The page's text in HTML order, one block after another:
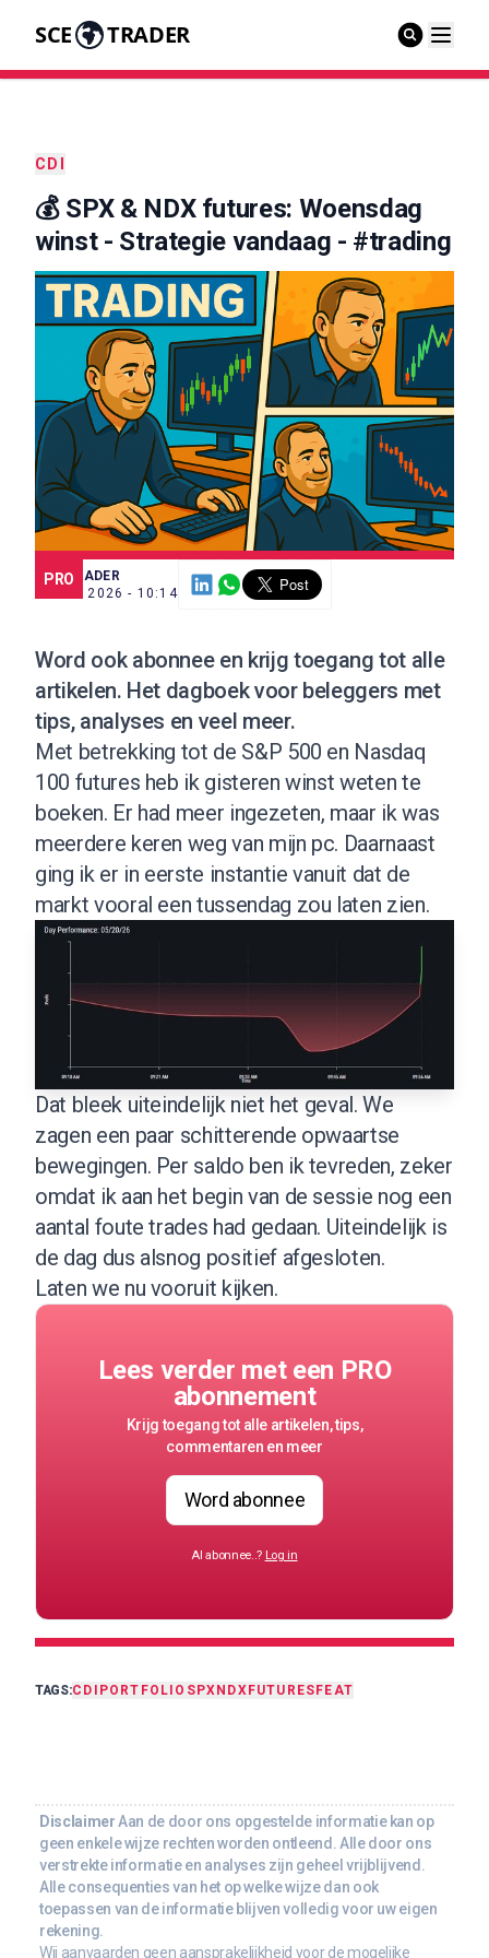
SCE TRADER
CDI
💰 SPX & NDX futures: Woensdag
winst - Strategie vandaag - #trading
PRO
SCE TRADER
21 MEI 2026 - 10:14
Word ook abonneeen krijg toegang tot alle
artikelen. Het dagboek voor beleggers met
tips, analyses en veel meer.
Met betrekking tot de S&P 500 en Nasdaq
100 futures heb ik gisteren winst weten te
boeken. Er had meer ingezeten, maar ik was
meerdere keren weg van mijn pc. Daarnaast
ging ik er in eerste instantie vanuit dat de
markt vooral een tussendag zou laten zien.
Dat bleek uiteindelijk niet het geval. We
zagen een paar schitterende opwaartse
bewegingen. Per saldo ben ik tevreden, zeker
omdat ik aan het begin van de sessie nog een
aantal foute trades had gedaan. Uiteindelijk is
de dag dus alsnog positief afgesloten.
Laten we nu vooruit kijken.
Lees verder met een PRO
abonnement
Krijg toegang tot alle artikelen, tips,
commentaren en meer
Word abonnee
Al abonnee..? Log in
TAGS:CDI PORTFOLIO SPXNDXFUTURESFEAT
Disclaimer Aan de door ons opgestelde informatie kan op
geen enkele wijze rechten worden ontleend. Alle door ons
verstrekte informatie en analyses zijn geheel vrijblijvend.
Alle consequenties van het op welke wijze dan ook
toepassen van de informatie blijven volledig voor uw eigen
rekening.
Wij aanvaarden geen aansprakelijkheid voor de mogelijke